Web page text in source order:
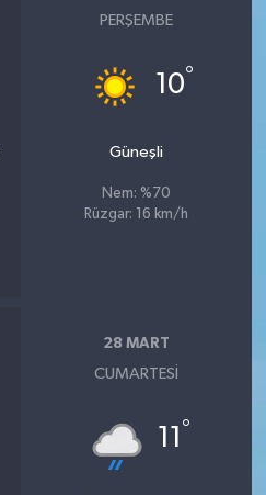
PERŞEMBE
10°
Güneşli
Nem: %70
Rüzgar: 16 km/h
28 MART
CUMARTESI
11 °